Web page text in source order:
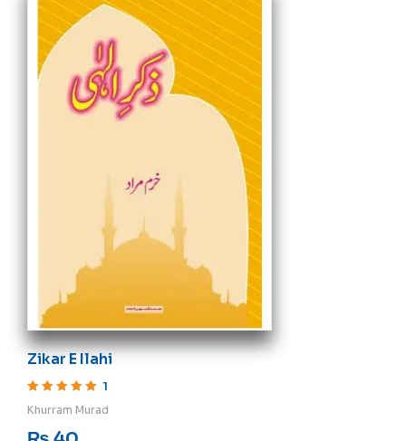
Zikar E Ilahi
1
Khurram Murad